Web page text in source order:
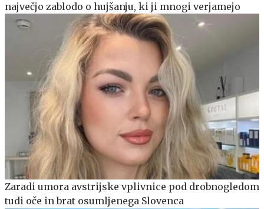
največjo zablodo o hujšanju, ki ji mnogi verjamejo
Zaradi umora avstrijske vplivnice pod drobnogledom
tudi oče in brat osumljenega Slovenca